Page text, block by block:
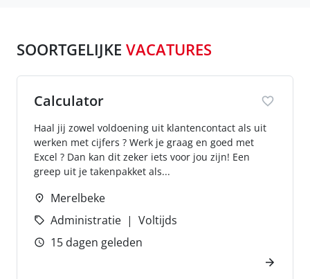
SOORTGELIJKE VACATURES
Calculator
Haal jij zowel voldoening uit klantencontact als uit
werken met cijfers ? Werk je graag en goed met
Excel ? Dan kan dit zeker iets voor jou zijn! Een
greep uit je takenpakket als...
Merelbeke
Administratie
Voltijds
15 dagen geleden